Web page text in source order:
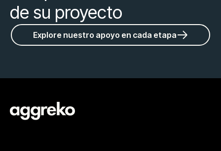
de su proyecto
Explore nuestro apoyo en cada etapa